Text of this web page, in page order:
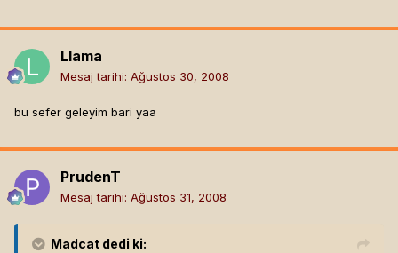
Llama
Mesaj tarihi: Ağustos 30, 2008
bu sefer geleyim bari yaa
PrudenT
Mesaj tarihi: Ağustos 31, 2008
Madcat dedi ki: